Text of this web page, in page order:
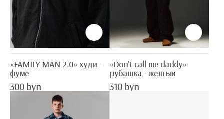
«FAMILY MAN 2.0» худи -
фуме
300 byn
«Don’t call me daddy»
рубашка - желтый
310 byn